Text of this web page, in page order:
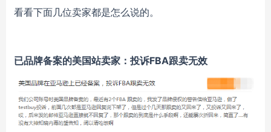
看看下面几位卖家都是怎么说的。
已品牌备案的美国站卖家：投诉FBA跟卖无效